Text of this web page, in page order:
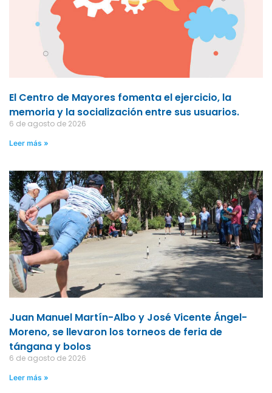
El Centro de Mayores fomenta el ejercicio, la
memoria y la socialización entre sus usuarios.
6 de agosto de 2026
Leer más »
Juan Manuel Martín-Albo y José Vicente Ángel-
Moreno, se llevaron los torneos de feria de
tángana y bolos
6 de agosto de 2026
Leer más »